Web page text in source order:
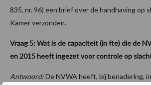
835, nr. 96) een brief over de handhaving op
Kamer verzonden.
Vraag 5: Wat is de capaciteit (in fte) die de
en 2015 heeft ingezet voor controle op
Antwoord:De NVWA heeft, bij benadering,